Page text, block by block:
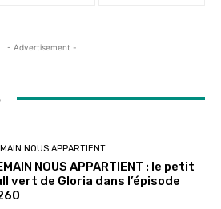
- Advertisement -
NOUS APPARTIENT
NOUS APPARTIENT : le petit
vert de Gloria dans l’épisode